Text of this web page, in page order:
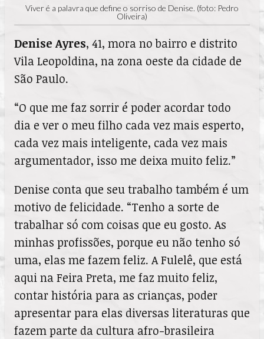
Viver é a palavra que define o sorriso de Denise. (foto: Pedro
Oliveira)
Denise Ayres, 41, mora no bairro e distrito
Vila Leopoldina, na zona oeste da cidade de
São Paulo.
“O que me faz sorrir é poder acordar todo
dia e ver o meu filho cada vez mais esperto,
cada vez mais inteligente, cada vez mais
argumentador, isso me deixa muito feliz.”
Denise conta que seu trabalho também é um
motivo de felicidade. “Tenho a sorte de
trabalhar só com coisas que eu gosto. As
minhas profissões, porque eu não tenho só
uma, elas me fazem feliz. A Fulelê, que está
aqui na Feira Preta, me faz muito feliz,
contar história para as crianças, poder
apresentar para elas diversas literaturas que
fazem parte da cultura afro-brasileira